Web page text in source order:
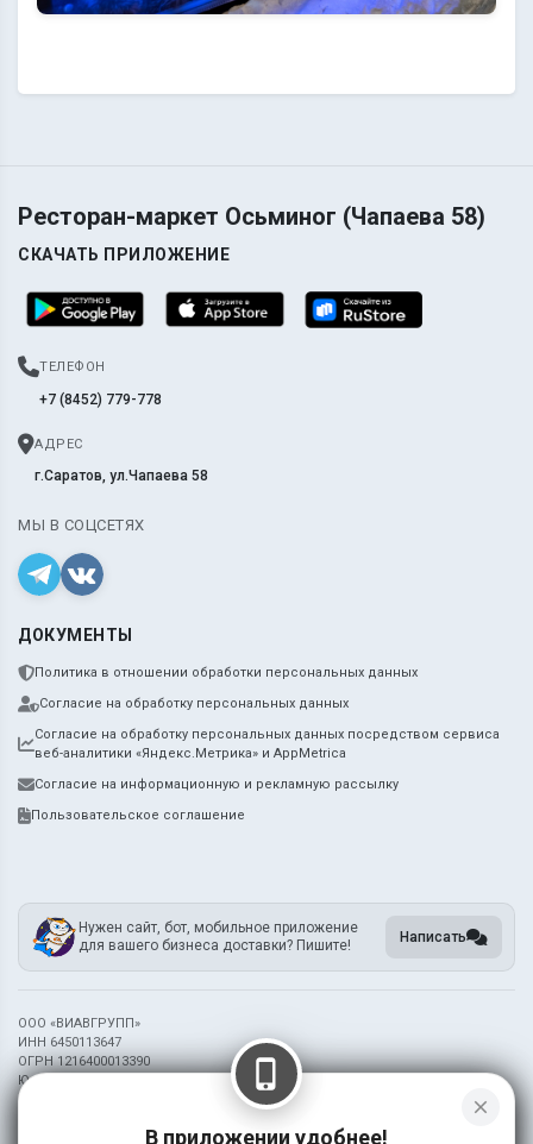
Ресторан-маркет Осьминог (Чапаева 58)
СКАЧАТЬ ПРИЛОЖЕНИЕ
ТЕЛЕФОН
+7 (8452) 779-778
АДРЕС
г.Саратов, ул.Чапаева 58
МЫ В СОЦСЕТЯХ
ДОКУМЕНТЫ
Политика в отношении обработки персональных данных
Согласие на обработку персональных данных
Согласие на обработку персональных данных посредством сервиса
веб-аналитики «Яндекс.Метрика» и AppMetrica
Согласие на информационную и рекламную рассылку
Пользовательское соглашение
Нужен сайт, бот, мобильное приложение
для вашего бизнеса доставки? Пишите!
Написать
ООО «ВИАВГРУПП»
ИНН 6450113647
ОГРН 1216400013390
Юридический адрес: 410002, г. Саратов ул. ИМ. Лермонтова М.Ю., зд.37
Информация на сайте носит справочный характер и не является публичнойclose
phone_iphone
В приложении удобнее!